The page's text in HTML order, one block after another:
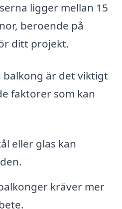
ligger mellan 15
beroende på
ditt projekt.
balkong är det viktigt
faktorer som kan
eller glas kan
kräver mer